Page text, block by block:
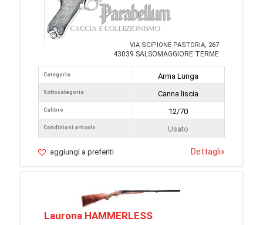
VIA SCIPIONE PASTORIA, 267
43039 SALSOMAGGIORE TERME
Categoria
Sottocategoria
Calibro
Condizioni articolo
Arma Lunga
Canna liscia
12/70
Usato
aggiungi a preferiti Dettagli»
Laurona HAMMERLESS